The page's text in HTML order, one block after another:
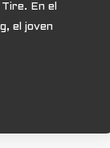
En el
el joven